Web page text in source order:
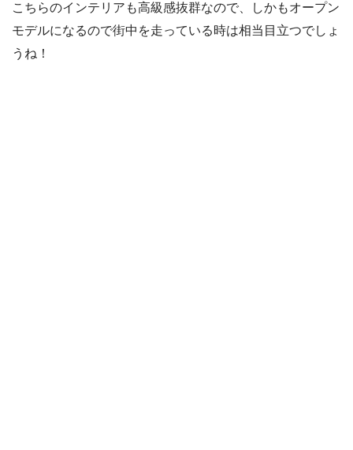
こちらのインテリアも高級感抜群なので、しかもオープン
モデルになるので街中を走っている時は相当目立つでしょ
うね！